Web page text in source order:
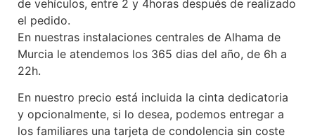
de vehículos, entre 2 y 4horas después de realizado
el pedido.
En nuestras instalaciones centrales de Alhama de
Murcia le atendemos los 365 dias del año, de 6h a
22h.
En nuestro precio está incluida la cinta dedicatoria
y opcionalmente, si lo desea, podemos entregar a
los familiares una tarjeta de condolencia sin coste